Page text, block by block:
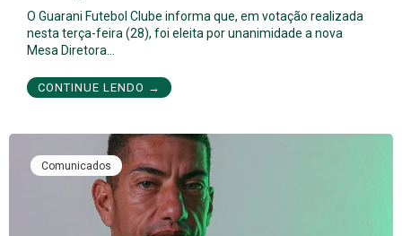
O Guarani Futebol Clube informa que, em votação realizada
nesta terça-feira (28), foi eleita por unanimidade a nova
Mesa Diretora…
CONTINUE LENDO →
Comunicados